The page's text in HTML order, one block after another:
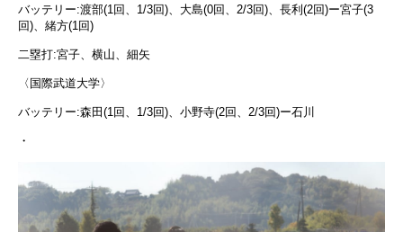
バッテリー:渡部(1回、1/3回)、大島(0回、2/3回)、長利(2回)ー宮子(3
回)、緒方(1回)
二塁打:宮子、横山、細矢
〈国際武道大学〉
バッテリー:森田(1回、1/3回)、小野寺(2回、2/3回)ー石川
・